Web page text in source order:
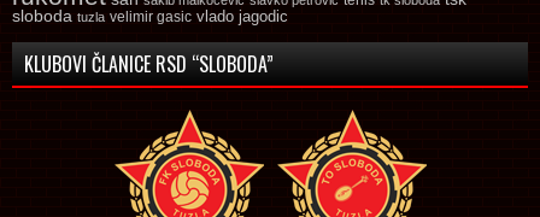
sloboda tuzla velimir gasic vlado jagodic
KLUBOVI ČLANICE RSD “SLOBODA”